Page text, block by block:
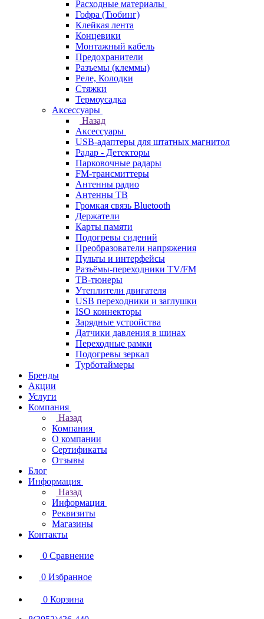
Расходные материалы
Гофра (Тюбинг)
Клейкая лента
Концевики
Монтажный кабель
Предохранители
Разъемы (клеммы)
Реле, Колодки
Стяжки
Термоусадка
Аксессуары
Назад
Аксессуары
USB-адаптеры для штатных магнитол
Радар - Детекторы
Парковочные радары
FM-трансмиттеры
Антенны радио
Антенны ТВ
Громкая связь Bluetooth
Держатели
Карты памяти
Подогревы сидений
Преобразователи напряжения
Пульты и интерфейсы
Разъёмы-переходники TV/FM
ТВ-тюнеры
Утеплители двигателя
USB переходники и заглушки
ISO коннекторы
Зарядные устройства
Датчики давления в шинах
Переходные рамки
Подогревы зеркал
Турботаймеры
Бренды
Акции
Услуги
Компания
Назад
Компания
О компании
Сертификаты
Отзывы
Блог
Информация
Назад
Информация
Реквизиты
Магазины
Контакты
0 Сравнение
0 Избранное
0 Корзина